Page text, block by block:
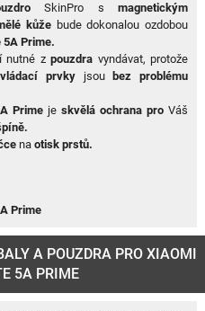
SkinPro smagnetickým
kůžebude dokonalou ozdobou
5A Prime.
nutné zpouzdra vyndávat, protože
prvkyjsou
bez problému
Prime je skvělá ochrana proVáš
na otisk prstů.
Prime
A POUZDRA PRO XIAOMI
5A PRIME